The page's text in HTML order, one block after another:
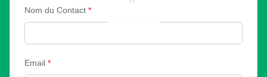
Nom du Contact *
Email *